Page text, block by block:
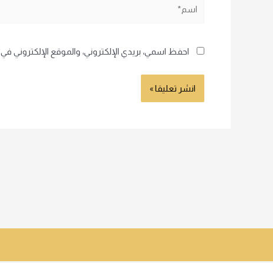
احفظ اسمي، بريدي الإلكتروني، والموقع الإلكتروني